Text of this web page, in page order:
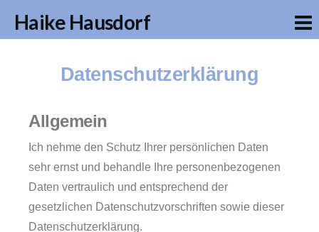
Haike Hausdorf
Datenschutzerklärung
Allgemein
Ich nehme den Schutz Ihrer persönlichen Daten
sehr ernst und behandle Ihre personenbezogenen
Daten vertraulich und entsprechend der
gesetzlichen Datenschutzvorschriften sowie dieser
Datenschutzerklärung.